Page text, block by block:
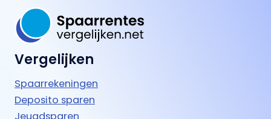
Vergelijken
Spaarrekeningen
Deposito sparen